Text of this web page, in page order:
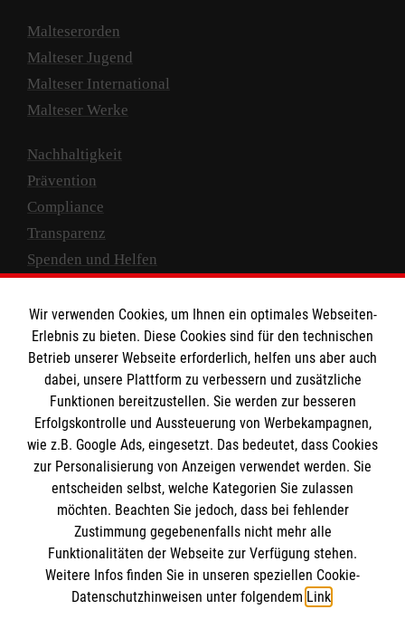
Malteserorden
Malteser Jugend
Malteser International
Malteser Werke
Nachhaltigkeit
Prävention
Compliance
Transparenz
Spenden und Helfen
Empfänger: Malteser Hilfsdienst e.V.
IBAN: DE10 3706 0120 1201 2000 12
BIC: GENODED 1PA7
Newsletter abonnieren
Wir verwenden Cookies, um Ihnen ein optimales Webseiten-
Erlebnis zu bieten. Diese Cookies sind für den technischen
Betrieb unserer Webseite erforderlich, helfen uns aber auch
dabei, unsere Plattform zu verbessern und zusätzliche
Funktionen bereitzustellen. Sie werden zur besseren
Erfolgskontrolle und Aussteuerung von Werbekampagnen,
wie z.B. Google Ads, eingesetzt. Das bedeutet, dass Cookies
zur Personalisierung von Anzeigen verwendet werden. Sie
entscheiden selbst, welche Kategorien Sie zulassen
möchten. Beachten Sie jedoch, dass bei fehlender
Zustimmung gegebenenfalls nicht mehr alle
Funktionalitäten der Webseite zur Verfügung stehen.
Weitere Infos finden Sie in unseren speziellen Cookie-
Datenschutzhinweisen unter folgendem Link.